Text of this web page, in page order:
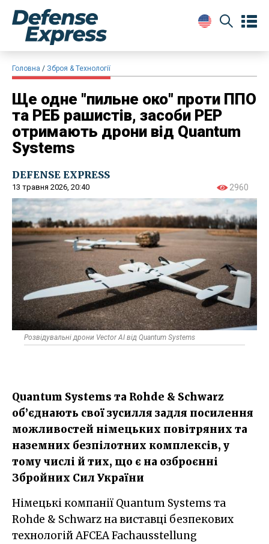
Головна Зброя & Технології
Ще одне "пильне око" проти ППО
та РЕБ рашистів, засоби РЕР
отримають дрони від Quantum
Systems
DEFENSE EXPRESS
13 травня 2026, 20:40 2960
Розвідувальні дрони Vector AI від Quantum Systems
Quantum Systems​ та Rohde & Schwarz
об’єднають свої зусилля задля посилення
можливостей німецьких повітряних та
наземних безпілотних комплексів, у
тому числі й тих, що є на озброєнні
Збройних Сил України
Німецькі компанії Quantum Systems та
Rohde & Schwarz на виставці безпекових
технологій AFCEA Fachausstellung